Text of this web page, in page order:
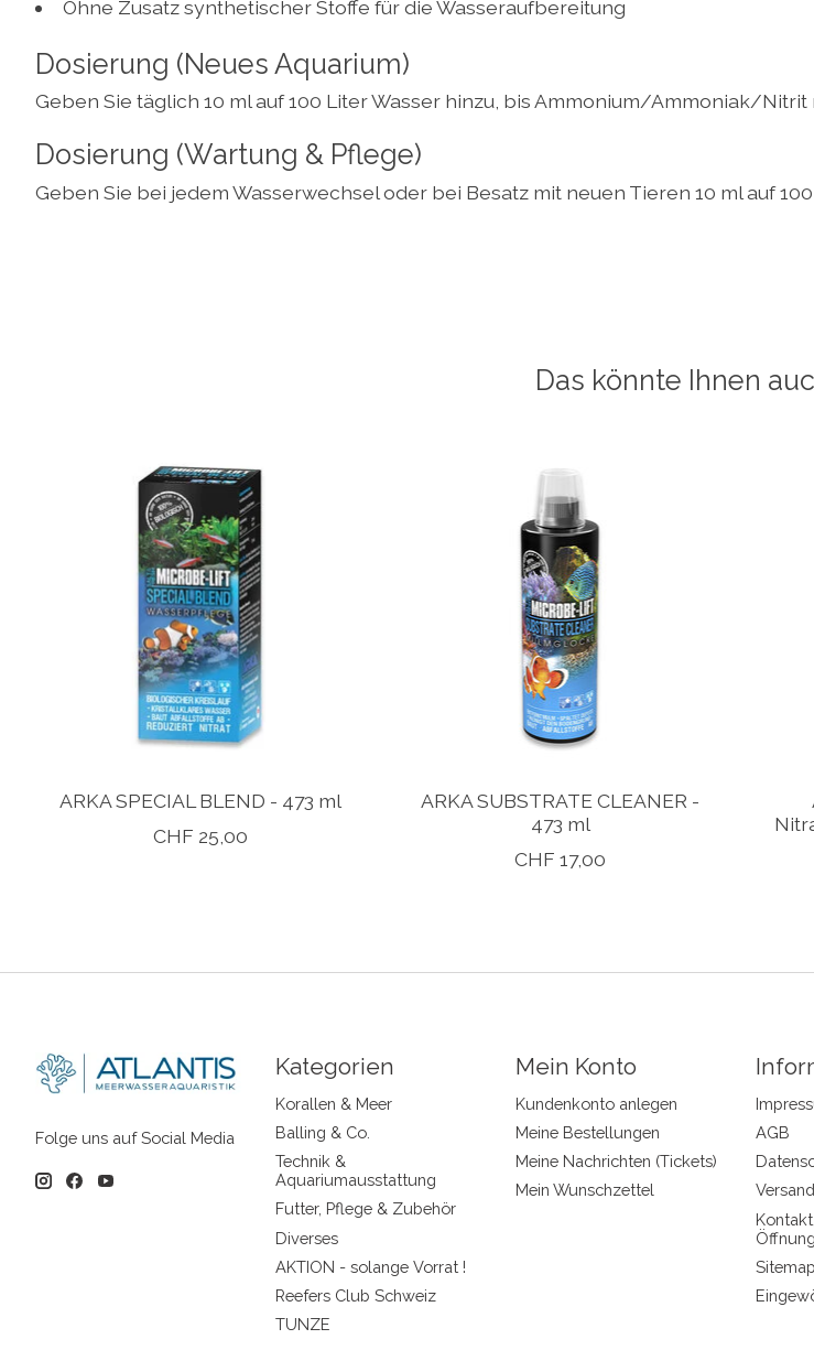
Ohne Zusatz synthetischer Stoffe für die Wasseraufbereitung
Dosierung (Neues Aquarium)
Geben Sie täglich 10 ml auf 100 Liter Wasser hinzu, bis Ammonium/Ammoniak/
Dosierung (Wartung & Pflege)
Geben Sie bei jedem Wasserwechsel oder bei Besatz mit neuen Tieren 10 ml auf
Das könnte Ihnen
ARKA SPECIAL BLEND - 473 ml
CHF 25,00
ARKA SUBSTRATE CLEANER -
473 ml
CHF 17,00
Folge uns auf Social Media
Kategorien
Korallen & Meer
Balling & Co.
Technik &
Aquariumausstattung
Futter, Pflege & Zubehör
Diverses
AKTION - solange Vorrat !
Reefers Club Schweiz
TUNZE
Mein Konto
Kundenkonto anlegen
Meine Bestellungen
Meine Nachrichten (Tickets)
Mein Wunschzettel
AGB
Sitemap